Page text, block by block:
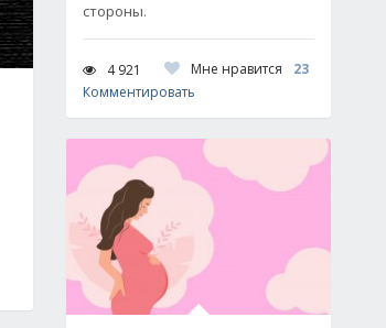
стороны.
4 921 Мне нравится
23
Комментировать